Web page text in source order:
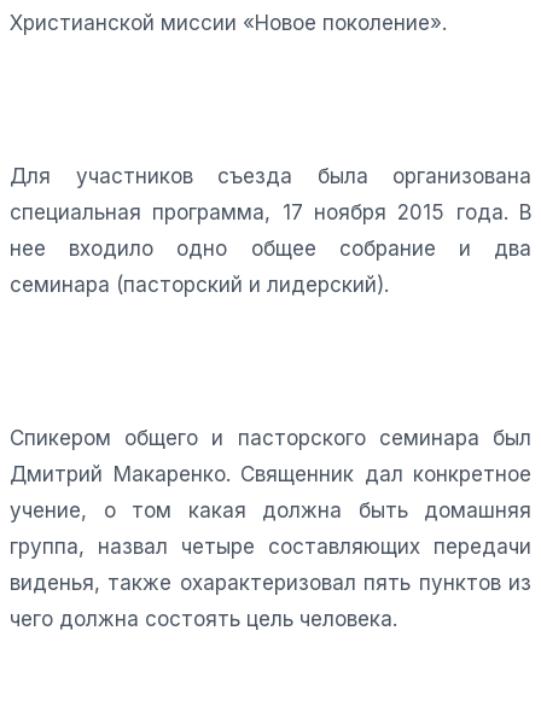
Христианской миссии «Новое поколение».
Для участников съезда была организована
специальная программа, 17 ноября 2015 года. В
нее входило одно общее собрание и два
семинара (пасторский и лидерский).
Спикером общего и пасторского семинара был
Дмитрий Макаренко. Священник дал конкретное
учение, о том какая должна быть домашняя
группа, назвал четыре составляющих передачи
виденья, также охарактеризовал пять пунктов из
чего должна состоять цель человека.